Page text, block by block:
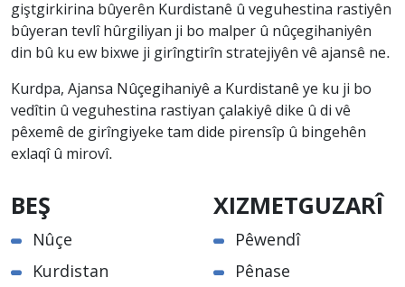
giştgirkirina bûyerên Kurdistanê û veguhestina rastiyên
bûyeran tevlî hûrgiliyan ji bo malper û nûçegihaniyên
din bû ku ew bixwe ji girîngtirîn stratejiyên vê ajansê ne.
Kurdpa, Ajansa Nûçegihaniyê a Kurdistanê ye ku ji bo
vedîtin û veguhestina rastiyan çalakiyê dike û di vê
pêxemê de girîngiyeke tam dide pirensîp û bingehên
exlaqî û mirovî.
BEŞ
Nûçe
Kurdistan
XIZMETGUZARÎ
Pêwendî
Pênase